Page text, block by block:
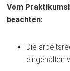
Vom
beachten:
Die
eingehalten